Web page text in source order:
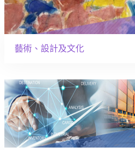
藝術、設計及文化